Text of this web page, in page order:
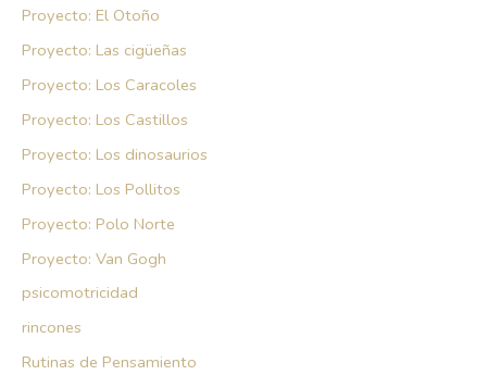
Proyecto: El Otoño
Proyecto: Las cigüeñas
Proyecto: Los Caracoles
Proyecto: Los Castillos
Proyecto: Los dinosaurios
Proyecto: Los Pollitos
Proyecto: Polo Norte
Proyecto: Van Gogh
psicomotricidad
rincones
Rutinas de Pensamiento